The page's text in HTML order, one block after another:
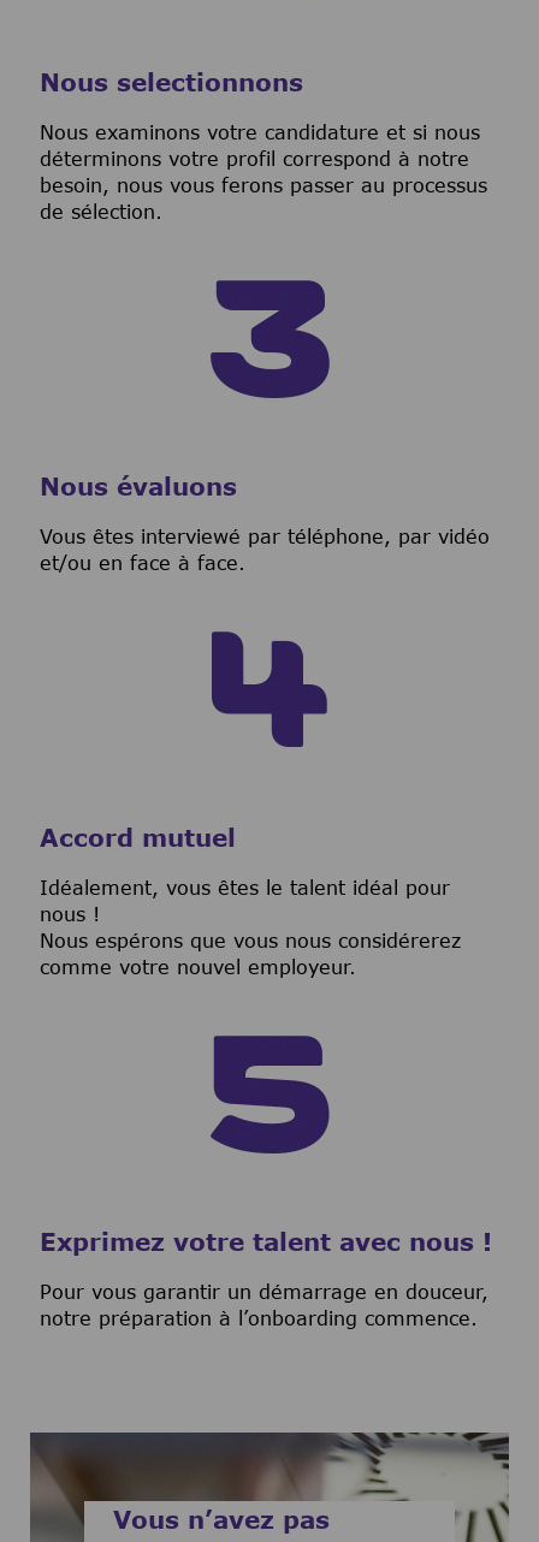
Nous selectionnons
Nous examinons votre candidature et si nous
déterminons votre profil correspond à notre
besoin, nous vous ferons passer au processus
de sélection.
Nous évaluons
Vous êtes interviewé par téléphone, par vidéo
et/ou en face à face.
Accord mutuel
Idéalement, vous êtes le talent idéal pour
nous !
Nous espérons que vous nous considérerez
comme votre nouvel employeur.
Exprimez votre talent avec nous !
Pour vous garantir un démarrage en douceur,
notre préparation à l’onboarding commence.
Vous n’avez pas